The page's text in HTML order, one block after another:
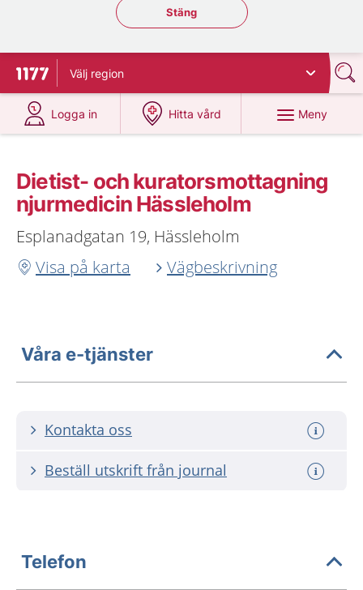
Stäng regionsväljaren
Stäng
Till startsidan för 1177
Välj region
Logga in
på 1177.se
Hitta vård
på 1177.se
Meny
Dietist- och kuratorsmottagning
njurmedicin Hässleholm
Esplanadgatan 19, Hässleholm
Visa på karta
Vägbeskrivning
Våra e-tjänster
Kontakta oss
Beställ utskrift från journal
Telefon